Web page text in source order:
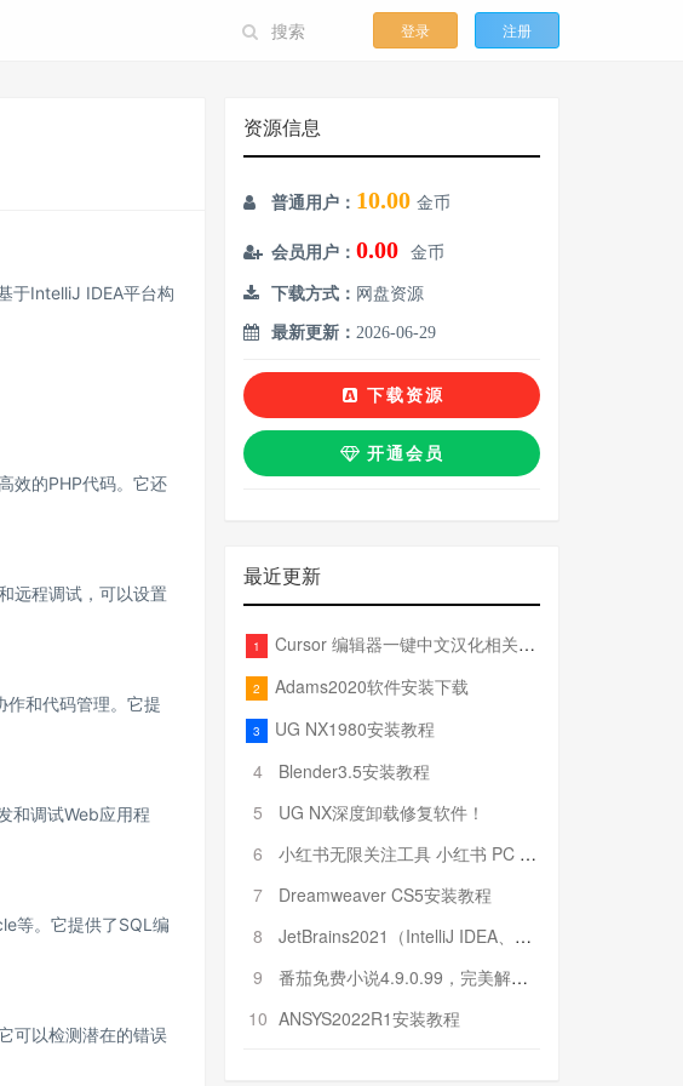
登录 注册
于IntelliJ IDEA平台构
效的PHP代码。它还
远程调试，可以设置
和代码管理。它提
和调试Web应用程
等。它提供了SQL编
可以检测潜在的错误
资源信息
普通用户： 10.00 金币
会员用户： 0.00 金币
下载方式： 网盘资源
最新更新： 2026-06-29
下载资源
开通会员
最近更新
1 Cursor 编辑器一键中文汉化相关文件
2 Adams2020软件安装下载
3
UG NX1980安装教程
4
Blender3.5安装教程
5
UG NX深度卸载修复软件！
6
小红书无限关注工具 小红书 PC 端批量关注引流工具
7
Dreamweaver CS5安装教程
8
JetBrains2021（IntelliJ IDEA、Pycharm、PhpStorm、Rider……）安装教程
9
番茄免费小说4.9.0.99，完美解锁VIP特权！
10 ANSYS2022R1安装教程